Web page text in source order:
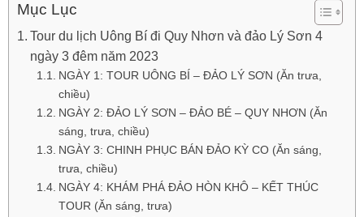
Mục Lục
Tour du lịch Uông Bí đi Quy Nhơn và đảo Lý Sơn 4
ngày 3 đêm năm 2023
NGÀY 1: TOUR UÔNG BÍ – ĐẢO LÝ SƠN (Ăn trưa,
chiều)
NGÀY 2: ĐẢO LÝ SƠN – ĐẢO BÉ – QUY NHƠN (Ăn
sáng, trưa, chiều)
NGÀY 3: CHINH PHỤC BÁN ĐẢO KỲ CO (Ăn sáng,
trưa, chiều)
NGÀY 4: KHÁM PHÁ ĐẢO HÒN KHÔ – KẾT THÚC
TOUR (Ăn sáng, trưa)